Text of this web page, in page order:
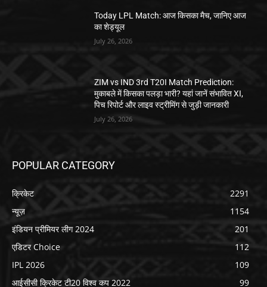
Today LPL Match: आज किसका मैच, जानिए आज
का शेड्यूल
July 26, 2026
ZIM vs IND 3rd T20I Match Prediction:
मुकाबले में किसका पलड़ा भारी? यहां जानें संभावित XI,
पिच रिपोर्ट और लाइव स्ट्रीमिंग से जुड़ी जानकारी
July 26, 2026
POPULAR CATEGORY
क्रिकेट
2291
न्यूज़
1154
इंडियन प्रीमियर लीग 2024
201
एडिटर Choice
112
IPL 2026
109
आईसीसी क्रिकेट टी20 विश्व कप 2022
99